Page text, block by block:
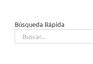
Búsqueda Rápida
Buscar: